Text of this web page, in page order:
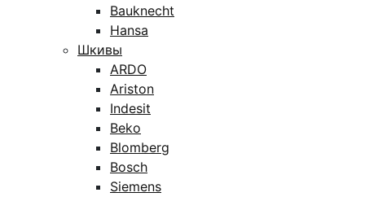
Bauknecht
Hansa
Шкивы
ARDO
Ariston
Indesit
Beko
Blomberg
Bosch
Siemens